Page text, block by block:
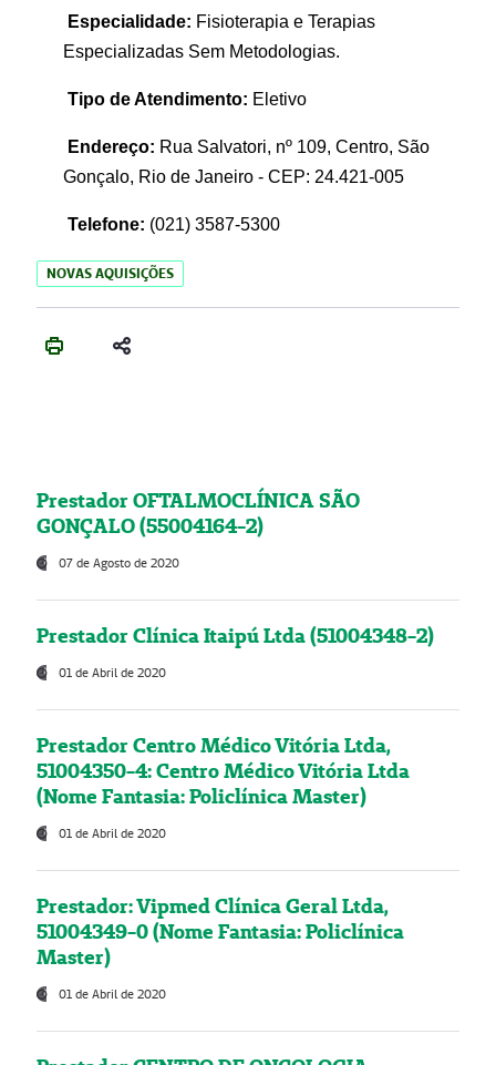
Especialidade: Fisioterapia e Terapias
Especializadas Sem Metodologias.
Tipo de Atendimento: Eletivo
Endereço: Rua Salvatori, nº 109, Centro, São
Gonçalo, Rio de Janeiro - CEP: 24.421-005
Telefone: (021) 3587-5300
NOVAS AQUISIÇÕES
Prestador OFTALMOCLÍNICA SÃO
GONÇALO (55004164-2)
07 de Agosto de 2020
Prestador Clínica Itaipú Ltda (51004348-2)
01 de Abril de 2020
Prestador Centro Médico Vitória Ltda,
51004350-4: Centro Médico Vitória Ltda
(Nome Fantasia: Policlínica Master)
01 de Abril de 2020
Prestador: Vipmed Clínica Geral Ltda,
51004349-0 (Nome Fantasia: Policlínica
Master)
01 de Abril de 2020